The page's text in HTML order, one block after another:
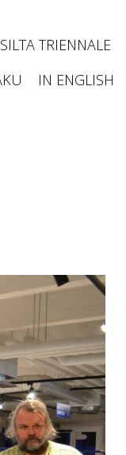
TRIENNALE
IN ENGLISH